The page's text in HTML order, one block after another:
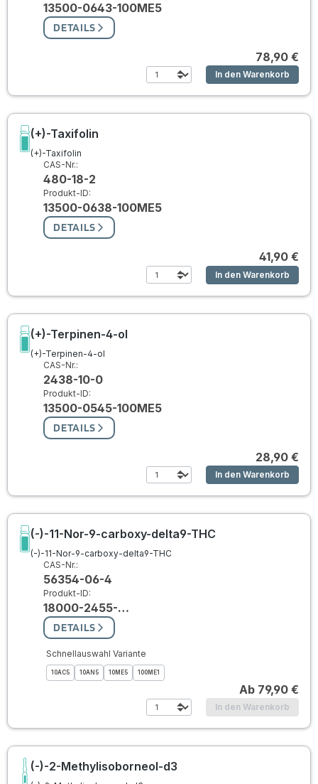
13500-0643-100ME5
DETAILS
78,90 €
In den Warenkorb
(+)-Taxifolin
(+)-Taxifolin
CAS-Nr.:
480-18-2
Produkt-ID:
13500-0638-100ME5
DETAILS
41,90 €
In den Warenkorb
(+)-Terpinen-4-ol
(+)-Terpinen-4-ol
CAS-Nr.:
2438-10-0
Produkt-ID:
13500-0545-100ME5
DETAILS
28,90 €
In den Warenkorb
(-)-11-Nor-9-carboxy-delta9-THC
(-)-11-Nor-9-carboxy-delta9-THC
CAS-Nr.:
56354-06-4
Produkt-ID:
18000-2455-…
DETAILS
Schnellauswahl Variante
10AC5 10AN5 10ME5 100ME1
Ab 79,90 €
In den Warenkorb
(-)-2-Methylisoborneol-d3